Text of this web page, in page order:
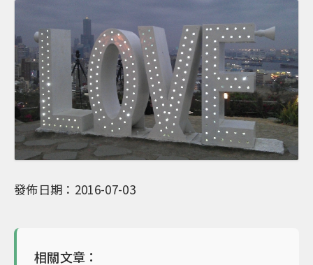
發佈日期：2016-07-03
相關文章：